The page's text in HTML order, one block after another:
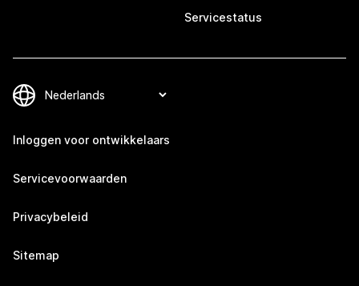
Servicestatus
Inloggen voor ontwikkelaars
Servicevoorwaarden
Privacybeleid
Sitemap